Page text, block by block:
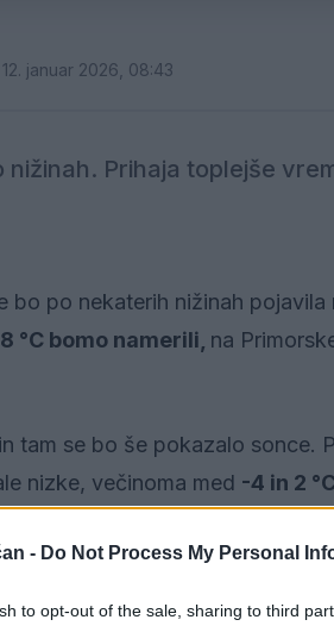
- Do Not Process My Personal
to opt-out of the sale, sharing to third
januar 2026, 08:43
nižinah. Prihaja toplejše
po nekaterih nižinah
°C bomo namerili, na
tam se bo še pokazalo sonce.
nizke, večinoma med -4 in 2